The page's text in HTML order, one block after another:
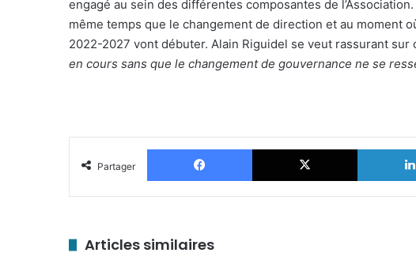
engagé au sein des différentes composantes de
même temps que le changement de direction et au moment
2022-2027 vont débuter. Alain Riguidel se veut rassurant sur
en cours sans que le changement de gouvernance ne se
Partager
Facebook X
Articles similaires